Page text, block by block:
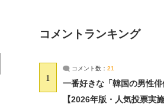
コメントランキング
1
コメント数： 21
一番好きな「韓国の男性俳
【2026年版・人気投票実